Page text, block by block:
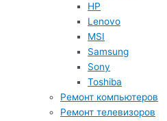
HP
Lenovo
MSI
Samsung
Sony
Toshiba
Ремонт компьютеров
Ремонт телевизоров